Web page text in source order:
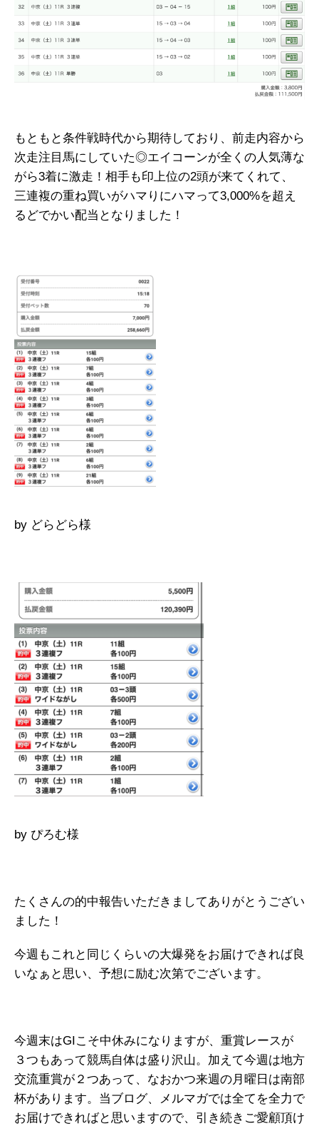
もともと条件戦時代から期待しており、前走内容から
次走注目馬にしていた◎エイコーンが全くの人気薄な
がら3着に激走！相手も印上位の2頭が来てくれて、
三連複の重ね買いがハマりにハマって3,000%を超え
るどでかい配当となりました！
by どらどら様
by ぴろむ様
たくさんの的中報告いただきましてありがとうござい
ました！
今週もこれと同じくらいの大爆発をお届けできれば良
いなぁと思い、予想に励む次第でございます。
今週末はGIこそ中休みになりますが、重賞レースが
３つもあって競馬自体は盛り沢山。加えて今週は地方
交流重賞が２つあって、なおかつ来週の月曜日は南部
杯があります。当ブログ、メルマガでは全てを全力で
お届けできればと思いますので、引き続きご愛顧頂け